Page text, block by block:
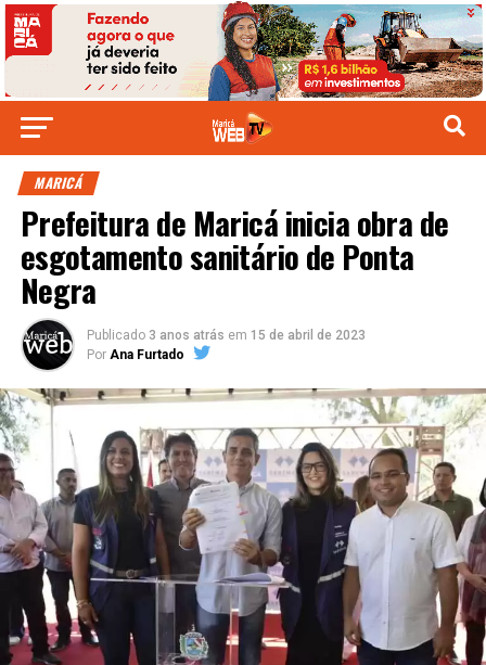
MARICÁ
Prefeitura de Maricá inicia obra de
esgotamento sanitário de Ponta
Negra
Publicado 3 anos atrás em 15 de abril de 2023
Por Ana Furtado